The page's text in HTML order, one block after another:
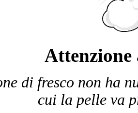
Attenzione
di fresco non ha
cui la pelle va